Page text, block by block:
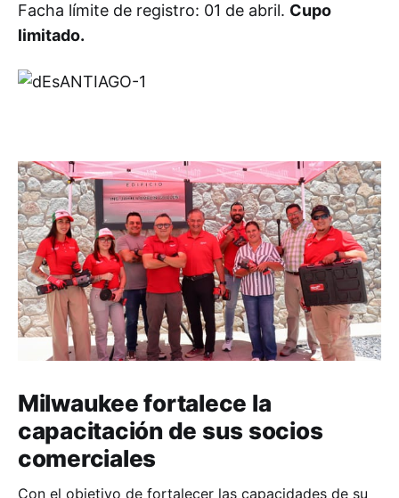
Facha límite de registro: 01 de abril. Cupo
limitado.
Milwaukee fortalece la
capacitación de sus socios
comerciales
Con el objetivo de fortalecer las capacidades de su